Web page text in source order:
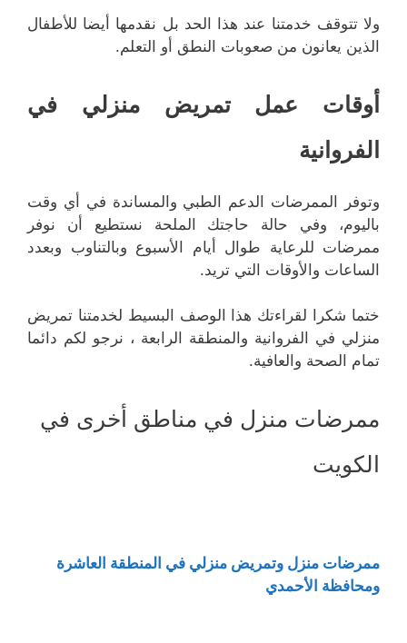
ولا تتوقف خدمتنا عند هذا الحد بل نقدمها أيضا للأطفال
الذين يعانون من صعوبات النطق أو التعلم.
أوقات عمل تمريض منزلي في
الفروانية
وتوفر الممرضات الدعم الطبي والمساندة في أي وقت
باليوم، وفي حالة حاجتك الملحة نستطيع أن نوفر
ممرضات للرعاية طوال أيام الأسبوع وبالتناوب وبعدد
الساعات والأوقات التي تريد.
ختما شكرا لقراءتك هذا الوصف البسيط لخدمتنا تمريض
منزلي في الفروانية والمنطقة الرابعة ، نرجو لكم دائما
تمام الصحة والعافية.
ممرضات منزل في مناطق أخرى في
الكويت
ممرضات منزل وتمريض منزلي في المنطقة العاشرة
ومحافظة الأحمدي